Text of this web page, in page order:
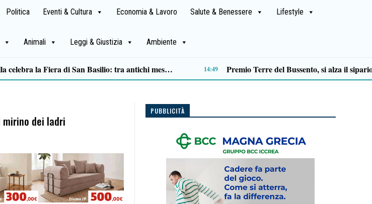
Politica Eventi & Cultura Economia & Lavoro Salute & Benessere Lifestyle
Animali Leggi & Giustizia Ambiente
12:39
dei ladri
PUBBLICITÀ